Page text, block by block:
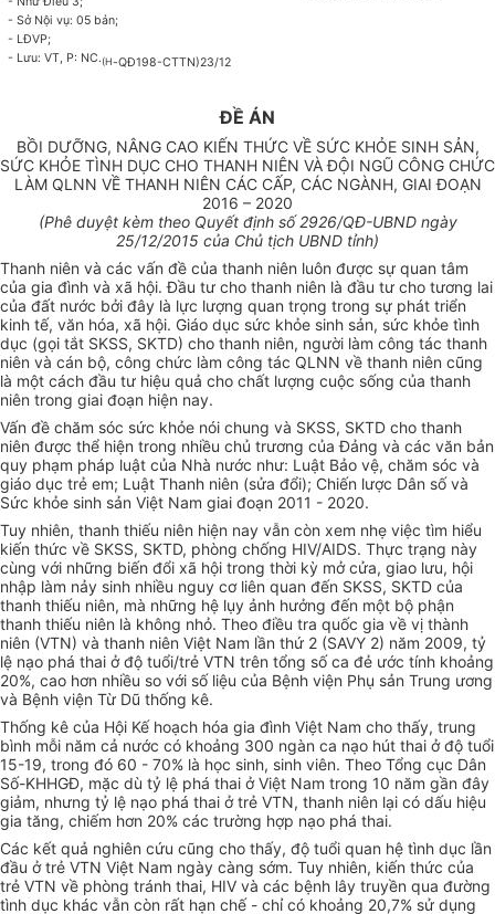
-SởNội vụ: 05 bản;
- LĐVP;
- Lưu: VT, P: NC.(H-QĐ198-CTTN)23/12
ĐỀ ÁN
BỒI DƯỠNG, NÂNG CAO KIẾN THỨC VỀ SỨC KHỎE SINH SẢN,
SỨC KHỎE TÌNH DỤC CHO THANH NIÊN VÀ ĐỘI NGŨ CÔNG CHỨC
LÀM QLNN VỀ THANH NIÊN CÁC CẤP, CÁC NGÀNH, GIAI ĐOẠN
2016 – 2020
(Phê duyệt kèm theo Quyết định số2926/QĐ-UBND ngày
25/12/2015 của Chủ tịch UBND tỉnh)
Thanh niên và các vấn đề của thanh niên luôn được sự quan tâm
của gia đình và xã hội. Đầu tư cho thanh niên là đầu tư cho tương lai
của đất nước bởi đây là lực lượng quan trọng trong sự phát triển
kinh tế, văn hóa, xã hội. Giáo dục sức khỏe sinh sản, sức khỏe tình
dục (gọi tắt SKSS, SKTD) cho thanh niên, người làm công tác thanh
niên và cán bộ, công chức làm công tác QLNN về thanh niên cũng
là một cách đầu tư hiệu quả cho chất lượng cuộc sống của thanh
niên trong giai đoạn hiện nay.
Vấn đề chăm sóc sức khỏe nói chung và SKSS, SKTD cho thanh
niên được thể hiện trong nhiều chủ trương của Đảng và các văn bản
quy phạm pháp luật của Nhà nước như: Luật Bảo vệ, chăm sóc và
giáo dục trẻ em; Luật Thanh niên (sửa đổi); Chiến lược Dân số và
Sức khỏe sinh sản Việt Nam giai đoạn 2011 - 2020.
Tuy nhiên, thanh thiếu niên hiện nay vẫn còn xem nhẹ việc tìm hiểu
kiến thức về SKSS, SKTD, phòng chống HIV/AIDS. Thực trạng này
cùng với những biến đổi xã hội trong thời kỳ mở cửa, giao lưu, hội
nhập làm nảy sinh nhiều nguy cơ liên quan đến SKSS, SKTD của
thanh thiếu niên, mà những hệ lụy ảnh hưởng đến một bộ phận
thanh thiếu niên là không nhỏ. Theo điều tra quốc gia về vị thành
niên (VTN) và thanh niên Việt Nam lần thứ 2 (SAVY 2) năm 2009, tỷ
lệ nạo phá thai ở độ tuổi/trẻ VTN trên tổng số ca đẻ ước tính khoảng
20%, cao hơn nhiều so với số liệu của Bệnh viện Phụ sản Trung ương
và Bệnh viện Từ Dũ thống kê.
Thống kê của Hội Kế hoạch hóa gia đình Việt Nam cho thấy, trung
bình mỗi năm cả nước có khoảng 300 ngàn ca nạo hút thai ở độ tuổi
15-19, trong đó 60 - 70% là học sinh, sinh viên. Theo Tổng cục Dân
Số-KHHGĐ, mặc dù tỷ lệ phá thai ở Việt Nam trong 10 năm gần đây
giảm, nhưng tỷ lệ nạo phá thai ở trẻ VTN, thanh niên lại có dấu hiệu
gia tăng, chiếm hơn 20% các trường hợp nạo phá thai.
Các kết quả nghiên cứu cũng cho thấy, độ tuổi quan hệ tình dục lần
đầu ở trẻ VTN Việt Nam ngày càng sớm. Tuy nhiên, kiến thức của
trẻ VTN về phòng tránh thai, HIV và các bệnh lây truyền qua đường
tình dục khác vẫn còn rất hạn chế - chỉ có khoảng 20,7% sử dụng